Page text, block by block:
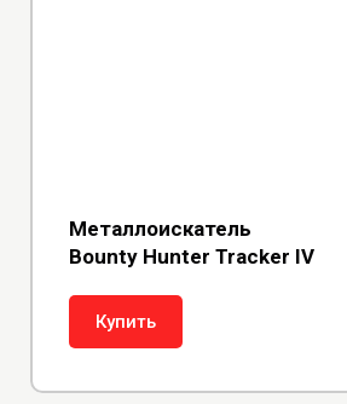
Металлоискатель
Bounty Hunter Tracker IV
Купить